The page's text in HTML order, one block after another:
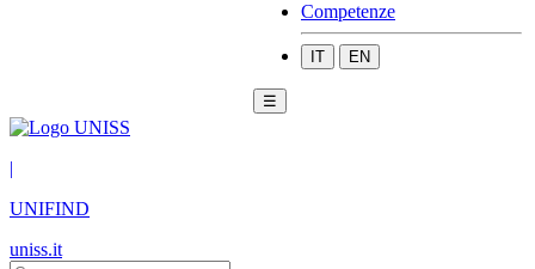
Competenze
IT EN
☰
|
UNIFIND
uniss.it